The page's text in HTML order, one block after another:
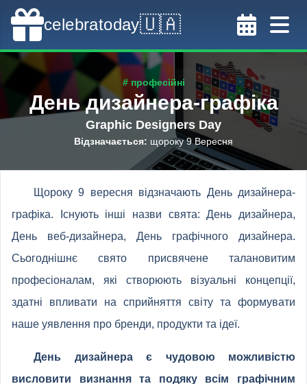
celebratoday🇺🇦
# професійні
День дизайнера-графіка
Graphic Designers Day
Відзначається: щороку 9 Вересня
Щороку 9 вересня відзначають День дизайнера-
графіка. Існують інші назви свята: День дизайнера,
День веб-дизайнера, День графічного дизайнера.
Сьогоднішнє свято присвячене талановитим
професіоналам, які створюють візуальні концепції,
здатні впливати на сприйняття світу та формувати
наше уявлення про бренди, продукти та ідеї.
День дизайнера є чудовою можливістю
висловити визнання та подяку всім графічним